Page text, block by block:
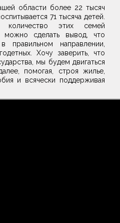
области более 22 тысяч
71 тысяча детей.
этих семей
можно сделать вывод, что
правильном направлении,
Хочу заверить, что
мы будем двигаться
помогая, строя жилье,
и всячески поддерживая